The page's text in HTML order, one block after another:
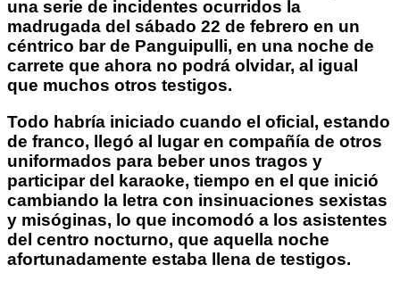
una serie de incidentes ocurridos la
madrugada del sábado 22 de febrero en un
céntrico bar de Panguipulli, en una noche de
carrete que ahora no podrá olvidar, al igual
que muchos otros testigos.
Todo habría iniciado cuando el oficial, estando
de franco, llegó al lugar en compañía de otros
uniformados para beber unos tragos y
participar del karaoke, tiempo en el que inició
cambiando la letra con insinuaciones sexistas
y misóginas, lo que incomodó a los asistentes
del centro nocturno, que aquella noche
afortunadamente estaba llena de testigos.